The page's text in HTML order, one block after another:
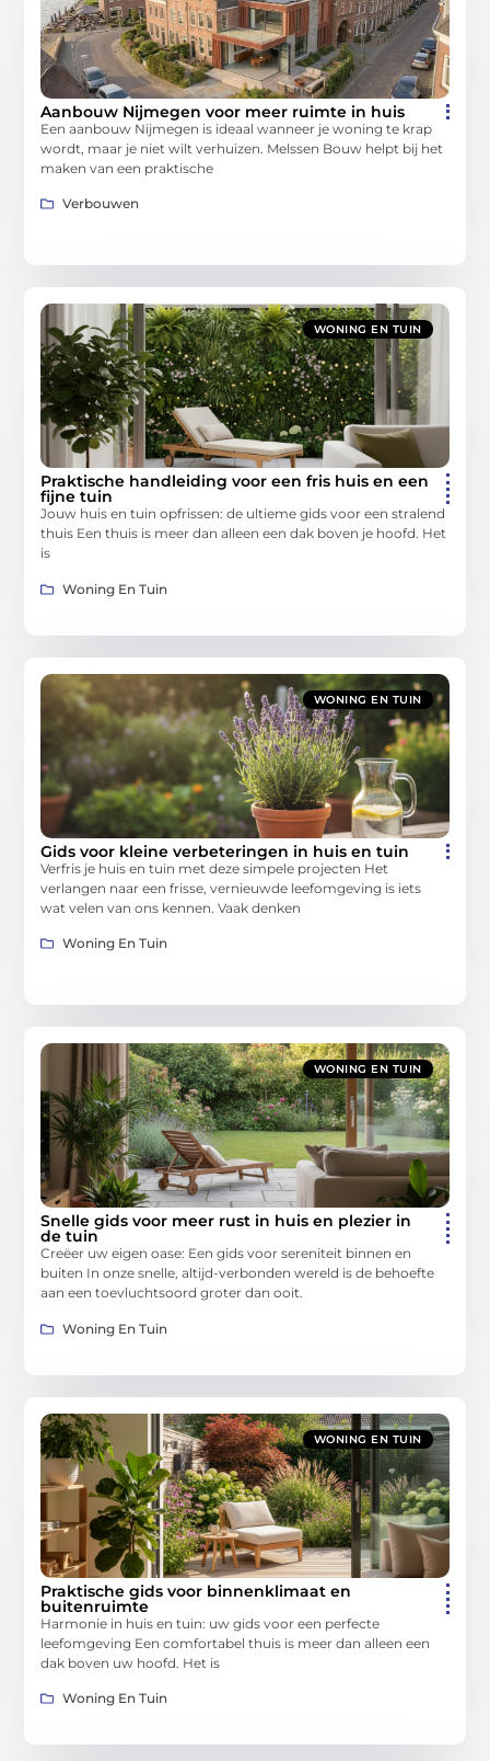
Aanbouw Nijmegen voor meer ruimte in huis
Een aanbouw Nijmegen is ideaal wanneer je woning te krap
wordt, maar je niet wilt verhuizen. Melssen Bouw helpt bij het
maken van een praktische
Verbouwen
WONING EN TUIN
Praktische handleiding voor een fris huis en een
fijne tuin
Jouw huis en tuin opfrissen: de ultieme gids voor een stralend
thuis Een thuis is meer dan alleen een dak boven je hoofd. Het
is
Woning En Tuin
WONING EN TUIN
Gids voor kleine verbeteringen in huis en tuin
Verfris je huis en tuin met deze simpele projecten Het
verlangen naar een frisse, vernieuwde leefomgeving is iets
wat velen van ons kennen. Vaak denken
Woning En Tuin
WONING EN TUIN
Snelle gids voor meer rust in huis en plezier in
de tuin
Creëer uw eigen oase: Een gids voor sereniteit binnen en
buiten In onze snelle, altijd-verbonden wereld is de behoefte
aan een toevluchtsoord groter dan ooit.
Woning En Tuin
WONING EN TUIN
Praktische gids voor binnenklimaat en
buitenruimte
Harmonie in huis en tuin: uw gids voor een perfecte
leefomgeving Een comfortabel thuis is meer dan alleen een
dak boven uw hoofd. Het is
Woning En Tuin